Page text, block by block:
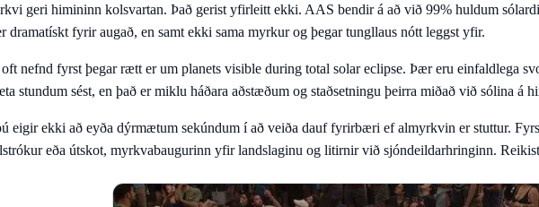
geri himininn kolsvartan. Það gerist yfirleitt ekki. AAS bendir á að við 99% huldum
fyrir augað, en samt ekki sama myrkur og þegar tungllaus nótt leggst yfir.
nefnd fyrst þegar rætt er um planets visible during total solar eclipse. Þær eru einfaldlega
stundum sést, en það er miklu háðara aðstæðum og staðsetningu þeirra miðað við sólina á
eigir ekki að eyða dýrmætum sekúndum í að veiða dauf fyrirbæri ef almyrkvin er stuttur.
eða útskot, myrkvabaugurinn yfir landslaginu og litirnir við sjóndeildarhringinn.